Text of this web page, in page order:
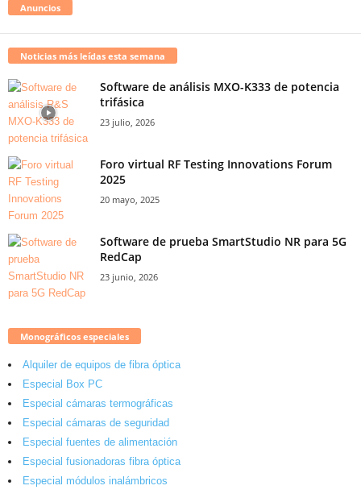
Anuncios
Noticias más leídas esta semana
Software de análisis MXO-K333 de potencia
trifásica
23 julio, 2026
Foro virtual RF Testing Innovations Forum
2025
20 mayo, 2025
Software de prueba SmartStudio NR para 5G
RedCap
23 junio, 2026
Monográficos especiales
Alquiler de equipos de fibra óptica
Especial Box PC
Especial cámaras termográficas
Especial cámaras de seguridad
Especial fuentes de alimentación
Especial fusionadoras fibra óptica
Especial módulos inalámbricos